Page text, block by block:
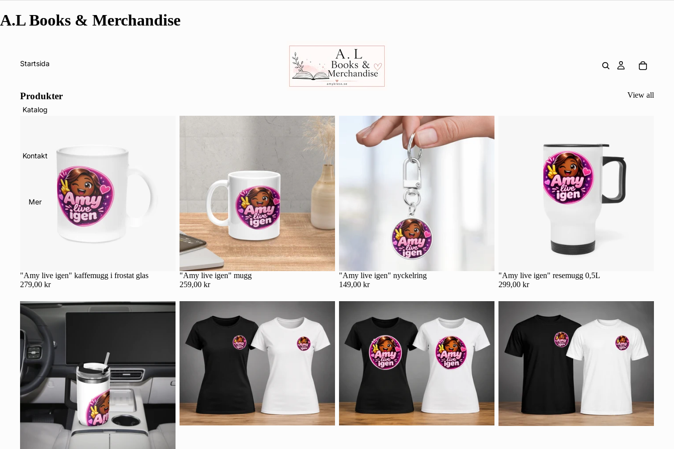
A.L Books & Merchandise
Startsida
Katalog
Kontakt
Mer
Produkter View all
"Amy live igen" kaffemugg i frostat glas
279,00 kr
"Amy live igen" mugg
259,00 kr
"Amy live igen" nyckelring
149,00 kr
"Amy live igen" resemugg 0,5L
299,00 kr